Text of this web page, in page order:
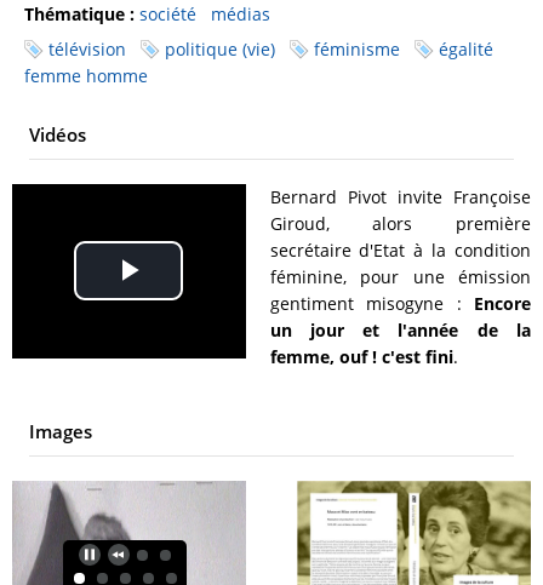
Thématique : société
médias
télévision
politique (vie) féminisme
égalité
femme homme
Vidéos
Play
Video
Bernard Pivot invite Françoise
Giroud, alors première
secrétaire d'Etat à la condition
féminine, pour une émission
gentiment misogyne : Encore
un jour et l'année de la
femme, ouf ! c'est fini.
Images